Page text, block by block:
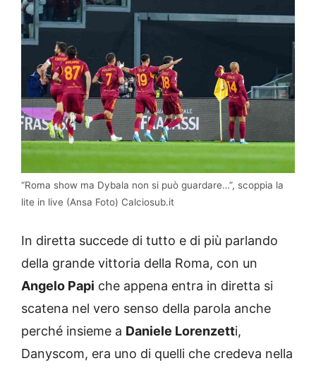
“Roma show ma Dybala non si può guardare…”, scoppia la
lite in live (Ansa Foto) Calciosub.it
In diretta succede di tutto e di più parlando
della grande vittoria della Roma, con un
Angelo Papi che appena entra in diretta si
scatena nel vero senso della parola anche
perché insieme a Daniele Lorenzetti,
Danyscom, era uno di quelli che credeva nella